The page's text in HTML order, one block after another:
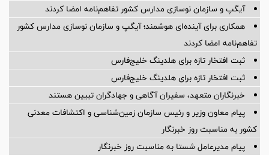
آیگپ و سازمان نوسازی مدارس کشور تفاهم‌نامه امضا کردند
همکاری برای آینده‌ای هوشمند؛ آیگپ و سازمان نوسازی مدارس کشور
تفاهم‌نامه امضا کردند
ثبت افتخار تازه برای هلدینگ خلیج‌فارس
ثبت افتخار تازه برای هلدینگ خلیج‌فارس
خبرنگاران متعهد، سفیران آگاهی و جهادگران تبیین هستند
پیام معاون وزیر و رئیس سازمان زمین‌شناسی و اکتشافات معدنی
کشور به مناسبت روز خبرنگار
پیام مدیرعامل شستا به مناسبت روز خبرنگار